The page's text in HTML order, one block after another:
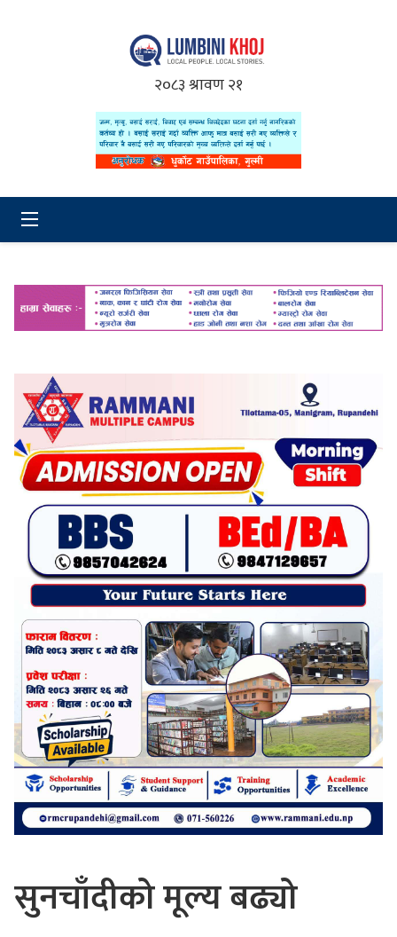
२०८३ श्रावण २१
सुनचाँदीको मूल्य बढ्यो